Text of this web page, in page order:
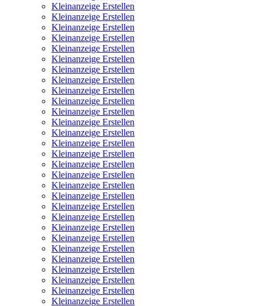
Kleinanzeige Erstellen
Kleinanzeige Erstellen
Kleinanzeige Erstellen
Kleinanzeige Erstellen
Kleinanzeige Erstellen
Kleinanzeige Erstellen
Kleinanzeige Erstellen
Kleinanzeige Erstellen
Kleinanzeige Erstellen
Kleinanzeige Erstellen
Kleinanzeige Erstellen
Kleinanzeige Erstellen
Kleinanzeige Erstellen
Kleinanzeige Erstellen
Kleinanzeige Erstellen
Kleinanzeige Erstellen
Kleinanzeige Erstellen
Kleinanzeige Erstellen
Kleinanzeige Erstellen
Kleinanzeige Erstellen
Kleinanzeige Erstellen
Kleinanzeige Erstellen
Kleinanzeige Erstellen
Kleinanzeige Erstellen
Kleinanzeige Erstellen
Kleinanzeige Erstellen
Kleinanzeige Erstellen
Kleinanzeige Erstellen
Kleinanzeige Erstellen